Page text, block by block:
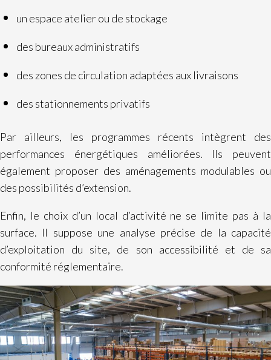
un espace atelier ou de stockage
des bureaux administratifs
des zones de circulation adaptées aux livraisons
des stationnements privatifs
Par ailleurs, les programmes récents intègrent des
performances énergétiques améliorées. Ils peuvent
également proposer des aménagements modulables ou
des possibilités d’extension.
Enfin, le choix d’un local d’activité ne se limite pas à la
surface. Il suppose une analyse précise de la capacité
d’exploitation du site, de son accessibilité et de sa
conformité réglementaire.